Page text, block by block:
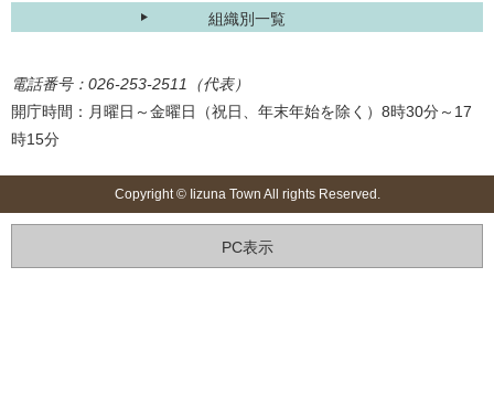
組織別一覧
電話番号：026-253-2511（代表）
開庁時間：月曜日～金曜日（祝日、年末年始を除く）8時30分～17
時15分
Copyright © Iizuna Town All rights Reserved.
PC表示